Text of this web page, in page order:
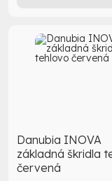
Danubia INOVA
základná škridla
červená